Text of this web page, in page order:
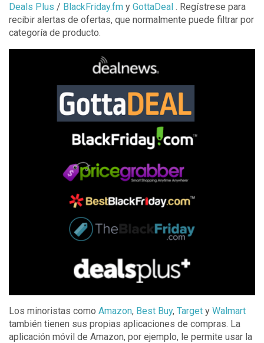
Deals Plus / BlackFriday.fm y GottaDeal . Regístrese para
recibir alertas de ofertas, que normalmente puede filtrar por
categoría de producto.
Los minoristas como Amazon, Best Buy, Target y Walmart
también tienen sus propias aplicaciones de compras. La
aplicación móvil de Amazon, por ejemplo, le permite usar la